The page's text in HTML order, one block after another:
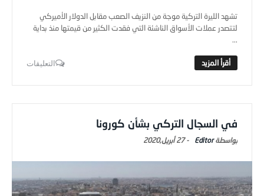
تشهد الليرة التركية موجة من النزيف الصعب مقابل الدولار الأميركي
لتتصدر عملات الأسواق الناشئة التي فقدت الكثير من قيمتها منذ بداية
...
التعليقات
في السجال التركي بشأن كورونا
Editor
-27 أبريل,2020